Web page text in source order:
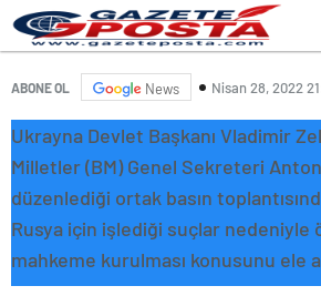
ABONE OL News Nisan 28, 2022
Ukrayna Devlet Başkanı Vladimir
Milletler (BM) Genel Sekreteri
düzenlediği ortak basın
Rusya için işlediği suçlar nedeniyle
mahkeme kurulması konusunu ele